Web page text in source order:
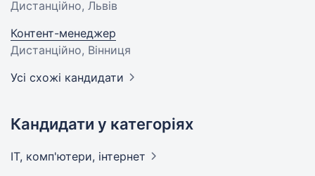
Дистанційно, Львів
Контент-менеджер
Дистанційно, Вінниця
Усі схожі кандидати
Кандидати у категоріях
IT, комп'ютери, інтернет